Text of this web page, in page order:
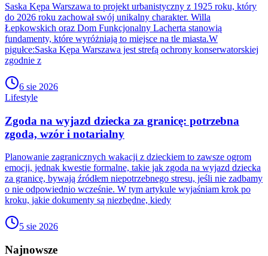
Saska Kępa Warszawa to projekt urbanistyczny z 1925 roku, który
do 2026 roku zachował swój unikalny charakter. Willa
Łepkowskich oraz Dom Funkcjonalny Lacherta stanowią
fundamenty, które wyróżniają to miejsce na tle miasta.W
pigułce:Saska Kępa Warszawa jest strefą ochrony konserwatorskiej
zgodnie z
6 sie 2026
Lifestyle
Zgoda na wyjazd dziecka za granicę: potrzebna
zgoda, wzór i notarialny
Planowanie zagranicznych wakacji z dzieckiem to zawsze ogrom
emocji, jednak kwestie formalne, takie jak zgoda na wyjazd dziecka
za granicę, bywają źródłem niepotrzebnego stresu, jeśli nie zadbamy
o nie odpowiednio wcześnie. W tym artykule wyjaśniam krok po
kroku, jakie dokumenty są niezbędne, kiedy
5 sie 2026
Najnowsze